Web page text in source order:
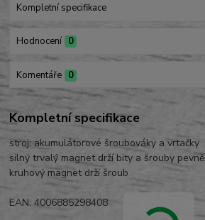
Kompletní specifikace
Hodnocení 0
Komentáře 0
Kompletní specifikace
stroj: akumulátorové šroubováky a vrtačky
silný trvalý magnet drží bity a šrouby pevně
kruhový magnet drží šroub
EAN: 4006885298408